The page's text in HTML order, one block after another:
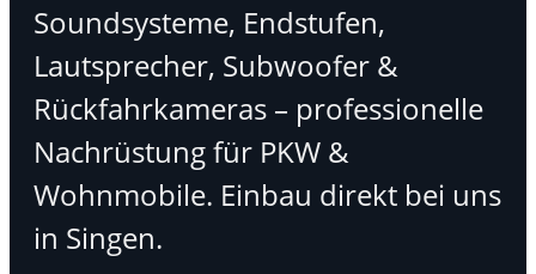
Soundsysteme, Endstufen,
Lautsprecher, Subwoofer &
Rückfahrkameras – professionelle
Nachrüstung für PKW &
Wohnmobile. Einbau direkt bei uns
in Singen.